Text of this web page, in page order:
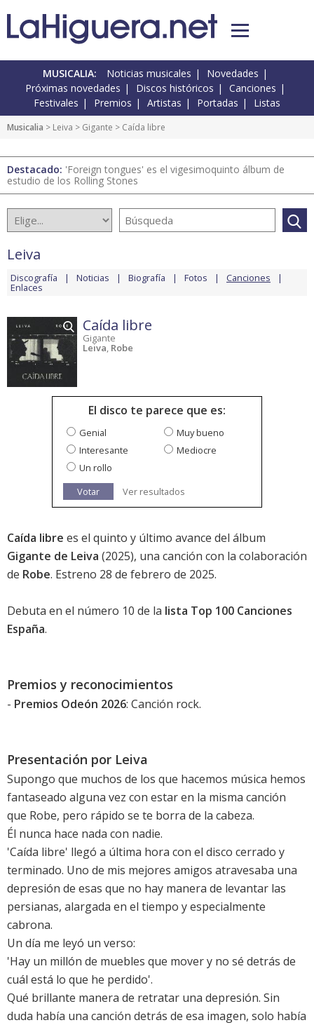
MUSICALIA: Noticias musicales
Novedades
Próximas novedades
Discos históricos
Canciones
Festivales
Premios Artistas Portadas Listas
Musicalia > Leiva > Gigante > Caída libre
Destacado: 'Foreign tongues' es el vigesimoquinto álbum de
estudio de los Rolling Stones
Leiva
Discografía Noticias Biografía Fotos Canciones
Enlaces
Caída libre
Gigante
Leiva, Robe
El disco te parece que es:
Genial
Muy bueno
Interesante
Mediocre
Un rollo
Votar
Ver resultados
Caída libre es el quinto y último avance del álbum
Gigante de Leiva (2025), una canción con la colaboración
de Robe. Estreno 28 de febrero de 2025.
Debuta en el número 10 de la lista Top 100 Canciones
España.
Premios y reconocimientos
- Premios Odeón 2026: Canción rock.
Presentación por Leiva
Supongo que muchos de los que hacemos música hemos
fantaseado alguna vez con estar en la misma canción
que Robe, pero rápido se te borra de la cabeza.
Él nunca hace nada con nadie.
'Caída libre' llegó a última hora con el disco cerrado y
terminado. Uno de mis mejores amigos atravesaba una
depresión de esas que no hay manera de levantar las
persianas, alargada en el tiempo y especialmente
cabrona.
Un día me leyó un verso:
'Hay un millón de muebles que mover y no sé detrás de
cuál está lo que he perdido'.
Qué brillante manera de retratar una depresión. Sin
duda había una canción detrás de esa imagen, solo había